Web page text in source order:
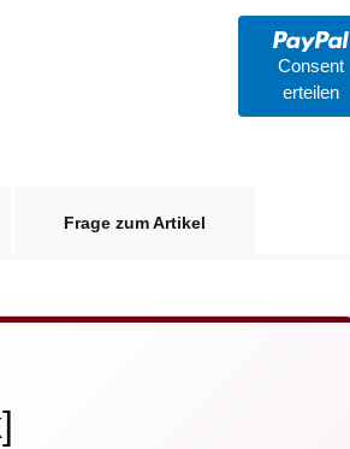
Consent
erteilen
Frage zum Artikel